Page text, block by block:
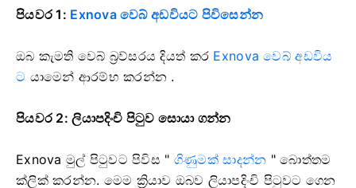
පියවර 1: Exnova වෙබ් අඩවියට පිවිසෙන්න
ඔබ කැමති වෙබ් බ්‍රව්සරය දියත් කර Exnova වෙබ් අඩවිය
ට යාමෙන් ආරම්භ කරන්න .
පියවර 2: ලියාපදිංචි පිටුව සොයා ගන්න
Exnova මුල් පිටුවට පිවිස " ගිණුමක් සාදන්න " බොත්තම
ක්ලික් කරන්න. මෙම ක්‍රියාව ඔබව ලියාපදිංචි පිටුවට ගෙන